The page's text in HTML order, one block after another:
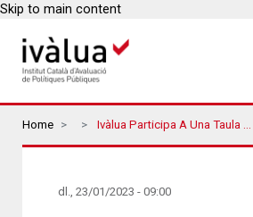
Skip to main content
Breadcrumbs
Home Ivàlua Participa A Una Taula Rodona Sobre El Pla Pilot Per Implementar La Renda Bàsica Universal A Catalunya
dl., 23/01/2023 - 09:00